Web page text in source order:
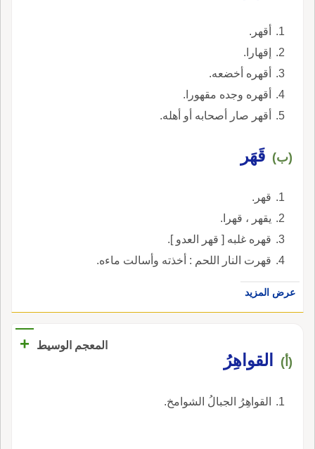
أقهر.
إقهارا.
أقهره أخضعه.
أقهره وجده مقهورا.
أقهر صار أصحابه أو أهله.
(ب) قَهَر
قهر.
يقهر ، قهرا.
قهره غلبه [ قهر العدو ].
قهرت النار اللحم : أخذته وأسالت ماءه.
عرض المزيد
المعجم الوسيط +
(أ) القواهِرُ
القواهِرُ الجبالُ الشوامخ.